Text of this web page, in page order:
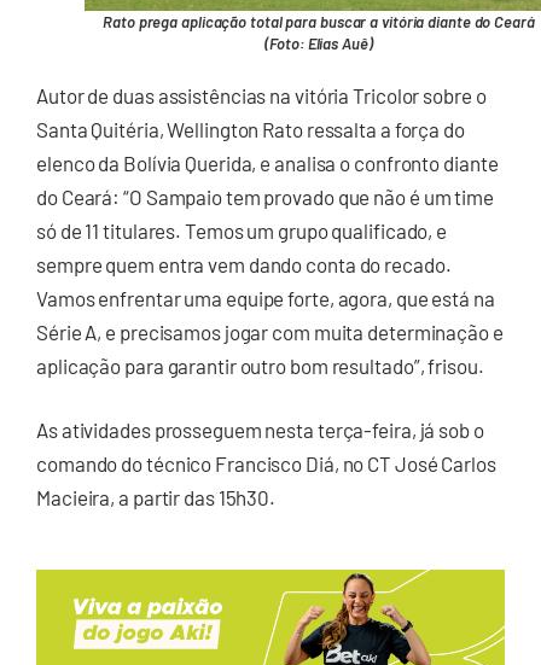
Rato prega aplicação total para buscar a vitória diante do Ceará
(Foto: Elias Auê)
Autor de duas assistências na vitória Tricolor sobre o
Santa Quitéria, Wellington Rato ressalta a força do
elenco da Bolívia Querida, e analisa o confronto diante
do Ceará: “O Sampaio tem provado que não é um time
só de 11 titulares. Temos um grupo qualificado, e
sempre quem entra vem dando conta do recado.
Vamos enfrentar uma equipe forte, agora, que está na
Série A, e precisamos jogar com muita determinação e
aplicação para garantir outro bom resultado”, frisou.
As atividades prosseguem nesta terça-feira, já sob o
comando do técnico Francisco Diá, no CT José Carlos
Macieira, a partir das 15h30.